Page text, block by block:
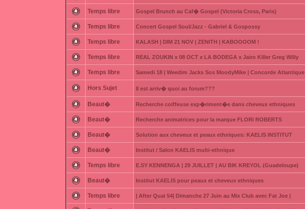
Temps libre Gospel Brunch au Caf� Gospel (Victoria Cross, Paris)
Temps libre Concert Gospel Soul/Jazz - Gabriel & Gospossy
Temps libre KALASH | DIM 21 NOV | ZENITH | KABOOOOM !
Temps libre REAL ZOUKIN x 08 OCT x LA BODEGA x Jairo Killer Greg Willy
Temps libre Samedi 18 | Weedim Jacks Sos MoodyMike | Concorde Atlantique
Hors Sujet Il est arriv� quoi au forum???
Beaut� Recherche coiffeuse exp�riment�e dans cheveux ethniques
Beaut� Recherche animatrices pour la marque FLORI ROBERTS
Beaut� Solution aux cheveux et peaux ethniques: KAELIS INSTITUT
Beaut� Institut / Salon KAELIS multi-ethnique
Temps libre E.SY KENNENGA | 29 JUILLET | AU BIK KREYOL (Guadeloupe)
Beaut� Institut KAELIS pour peaux et cheveux ethniques
Temps libre | After Quai 54| Dimanche 27 Juin au Mix Club avec Fat Joe |